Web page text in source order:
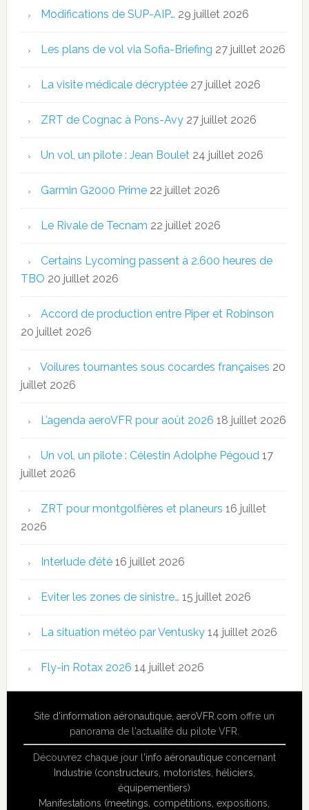
Modifications de SUP-AIP… 29 juillet 2026
Les plans de vol via Sofia-Briefing 27 juillet 2026
La visite médicale décryptée 27 juillet 2026
ZRT de Cognac à Pons-Avy 27 juillet 2026
Un vol, un pilote : Jean Boulet 24 juillet 2026
Garmin G2000 Prime 22 juillet 2026
Le Rivale de Tecnam 22 juillet 2026
Certains Lycoming passent à 2.600 heures de
TBO 20 juillet 2026
Accord de production entre Piper et Robinson
20 juillet 2026
Voilures tournantes sous cocardes françaises 20
juillet 2026
L’agenda aeroVFR pour août 2026 18 juillet 2026
Un vol, un pilote : Célestin Adolphe Pégoud 17
juillet 2026
ZRT pour montgolfières et planeurs 16 juillet
2026
Interlude d’été 16 juillet 2026
Eviter les zones de sinistre… 15 juillet 2026
La situation météo par Ventusky 14 juillet 2026
Fly-in Rotax 2026 14 juillet 2026
Site d'information aéronautique ,aeroVFR.com offre un
panorama de l'actualité du pilote VFR.
Découvrez chaque jour l'info aéronautiqueconcernant
Industrie (constructeurs, motoristes, héliciers,
équipementiers)
Manifestations (meetings, compétitions, expositions,